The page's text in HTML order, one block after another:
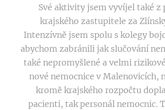
Své aktivity jsem vyvíjel také z
krajského zastupitele za
Intenzívně jsem spolu s kolegy
abychom zabránili jak slučování
také nepromyšlené a velmi
nové nemocnice v Malenovicích,
kromě krajského rozpočtu
pacienti, tak personál nemocnic.